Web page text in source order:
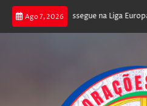
Ago 7, 2026
poker e prossegue na Liga Europa